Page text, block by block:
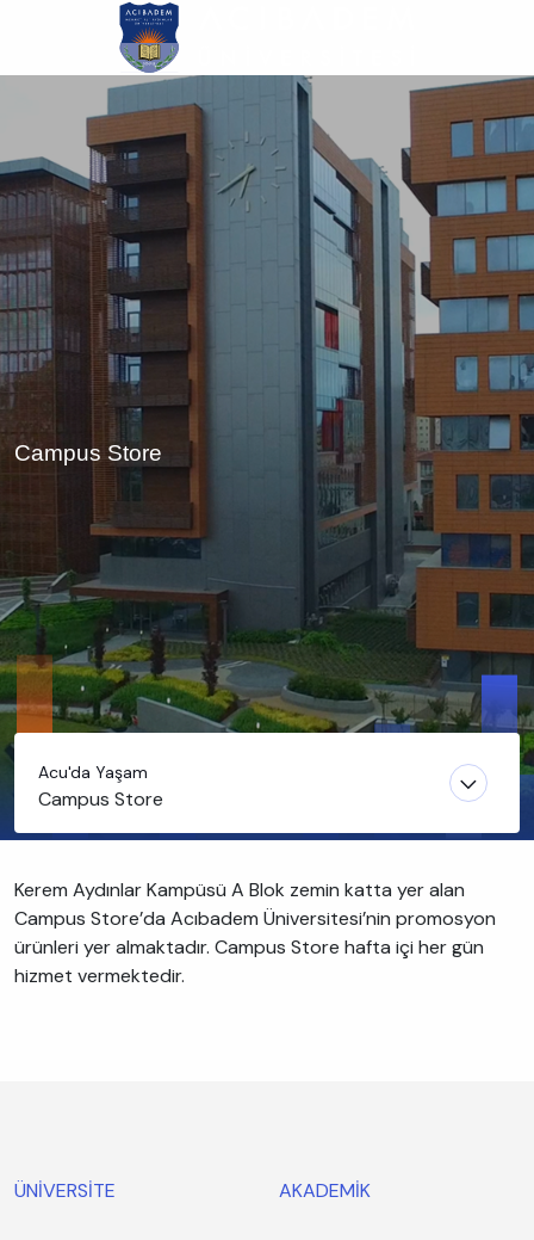
atla
Campus Store
Acu'da Yaşam
Campus Store
Kerem Aydınlar Kampüsü A Blok zemin katta yer alan
Campus Store’da Acıbadem Üniversitesi’nin promosyon
ürünleri yer almaktadır. Campus Store hafta içi her gün
hizmet vermektedir.
ÜNİVERSİTE AKADEMİK